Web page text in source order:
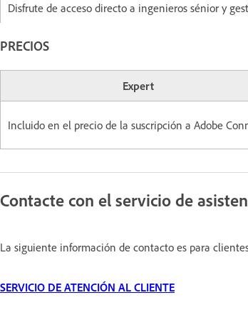
Disfrute de acceso directo a ingenieros sénior y
PRECIOS
Expert
Incluido en el precio de la suscripción a Adobe
Contacte con el servicio de
La siguiente información de contacto es para
SERVICIO DE ATENCIÓN AL CLIENTE